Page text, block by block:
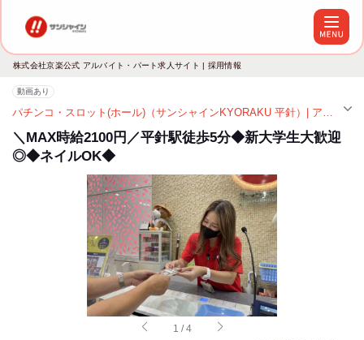
株式会社京楽公式 アルバイト・パート求人サイト | 採用情報
動画あり
パチンコ・スロット(ホール)（サンシャインKYORAKU 平針）| アルバイト・パート求人（平針駅）
＼MAX時給2100円／平針駅徒歩5分◆新大学生大歓迎
◎◆ネイルOK◆
1 /4